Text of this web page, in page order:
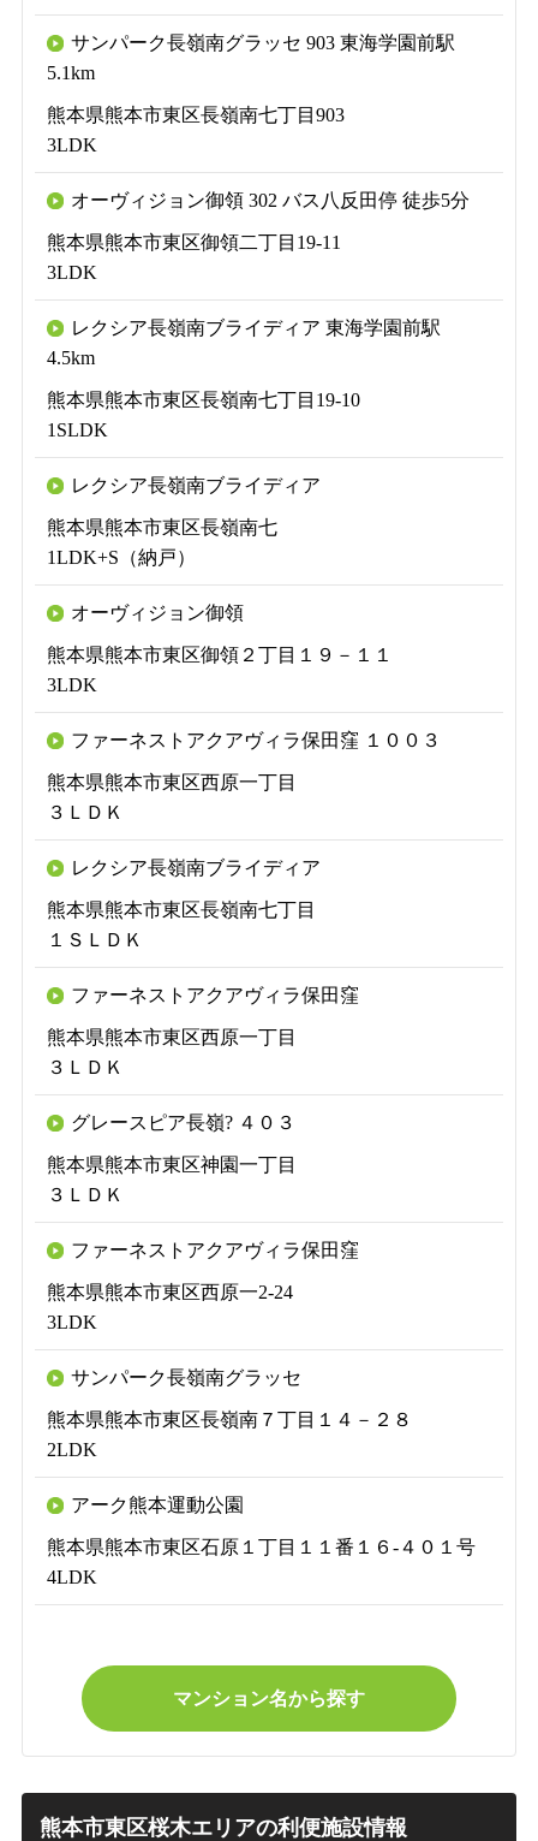
サンパーク長嶺南グラッセ 903 東海学園前駅
5.1km
熊本県熊本市東区長嶺南七丁目903
3LDK
オーヴィジョン御領 302 バス八反田停 徒歩5分
熊本県熊本市東区御領二丁目19-11
3LDK
レクシア長嶺南ブライディア 東海学園前駅
4.5km
熊本県熊本市東区長嶺南七丁目19-10
1SLDK
レクシア長嶺南ブライディア
熊本県熊本市東区長嶺南七
1LDK+S（納戸）
オーヴィジョン御領
熊本県熊本市東区御領２丁目１９－１１
3LDK
ファーネストアクアヴィラ保田窪 １００３
熊本県熊本市東区西原一丁目
３ＬＤＫ
レクシア長嶺南ブライディア
熊本県熊本市東区長嶺南七丁目
１ＳＬＤＫ
ファーネストアクアヴィラ保田窪
熊本県熊本市東区西原一丁目
３ＬＤＫ
グレースピア長嶺? ４０３
熊本県熊本市東区神園一丁目
３ＬＤＫ
ファーネストアクアヴィラ保田窪
熊本県熊本市東区西原一2‐24
3LDK
サンパーク長嶺南グラッセ
熊本県熊本市東区長嶺南７丁目１４－２８
2LDK
アーク熊本運動公園
熊本県熊本市東区石原１丁目１１番１６‐４０１号
4LDK
マンション名から探す
熊本市東区桜木エリアの利便施設情報